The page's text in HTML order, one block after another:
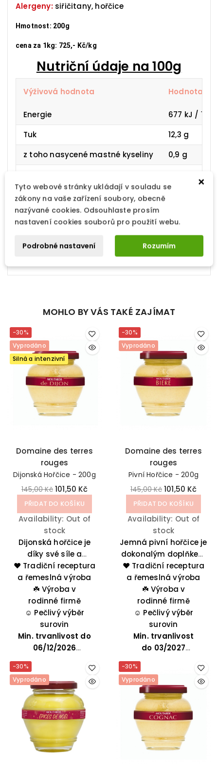
Alergeny: siřičitany, hořčice
Hmotnost: 200g
cena za 1kg: 725,- Kč/kg
Nutriční údaje na 100g
Výživová hodnota Hodnota
Energie
677 kJ / 163
Tuk
12,3 g
z toho nasycené mastné kyseliny
0,9 g
z toho cukry
Vláknina
7,9 g
5,7 g
MOHLO BY VÁS TAKÉ ZAJÍMAT
-30%
Vyprodáno
Silná a intenzivní
Domaine des terres
rouges
Dijonská Hořčice - 200g
145,00 Kč 101,50 Kč
PŘIDAT DO KOŠÍKU
Availability: Out of
stock
Dijonská hořčice je
díky své síle a
intenzitě chuti
ideálním doplňkem k
červeným masům.
❤️ Tradiční receptura
a řemeslná výroba
☘️ Výroba v
rodinné firmě
☺️ Pečlivý výběr
surovin
Min. trvanlivost do
06/12/2026
-30%
Vyprodáno
Domaine des terres
rouges
Pivní Hořčice - 200g
145,00 Kč 101,50 Kč
PŘIDAT DO KOŠÍKU
Availability: Out of
stock
Jemná pivní hořčice je
dokonalým doplňkem
ke slavnostnímu stolu
– výborně se hodí k
předkrmům i dušeným
pokrmům. Přidejte ji k
masům, zelenině či
sýrům pro bohatší
chuť.
❤️ Tradiční receptura
a řemeslná výroba
☘️ Výroba v
rodinné firmě
☺️ Pečlivý výběr
surovin
Min. trvanlivost
do 03/2027
-30%
Vyprodáno
-30%
Vyprodáno
×
Tyto webové stránky ukládají v souladu se
zákony na vaše zařízení soubory, obecně
nazývané cookies. Odsouhlaste prosím
nastavení cookies souborů pro použití webu.
Podrobné nastavení Rozumím